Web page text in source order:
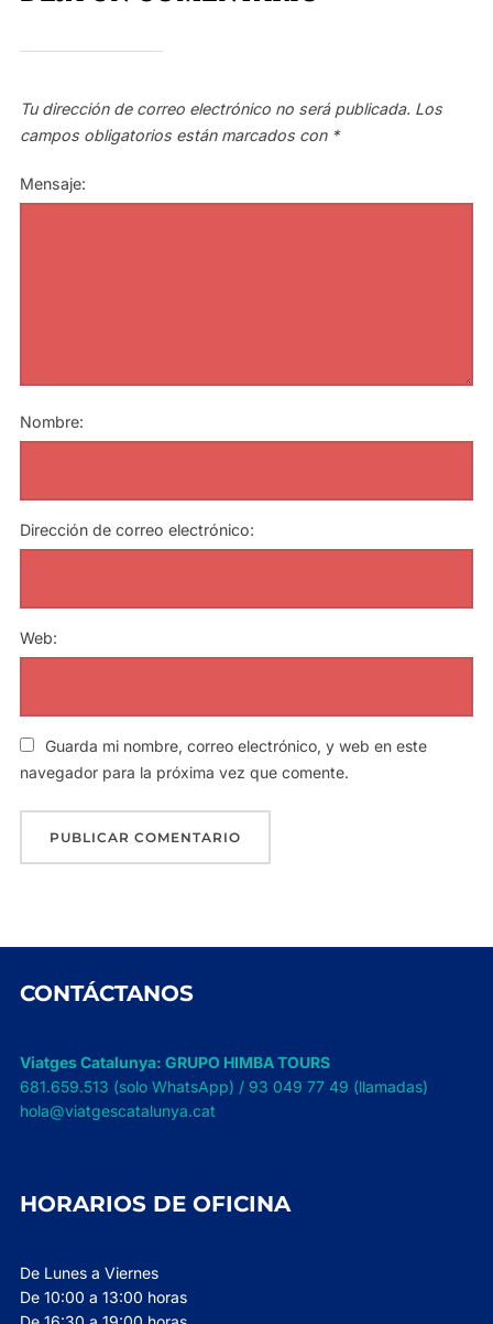
Tu dirección de correo electrónico no será publicada. Los
campos obligatorios están marcados con *
Mensaje:
Nombre:
Dirección de correo electrónico:
Web:
Guarda mi nombre, correo electrónico, y web en este
navegador para la próxima vez que comente.
CONTÁCTANOS
Viatges Catalunya: GRUPO HIMBA TOURS
681.659.513 (solo WhatsApp) / 93 049 77 49 (llamadas)
hola@viatgescatalunya.cat
HORARIOS DE OFICINA
De Lunes a Viernes
De 10:00 a 13:00 horas